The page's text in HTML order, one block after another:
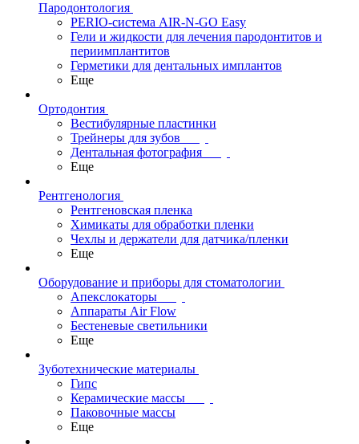
Пародонтология
PERIO-система AIR-N-GO Easy
Гели и жидкости для лечения пародонтитов и
периимплантитов
Герметики для дентальных имплантов
Еще
Ортодонтия
Вестибулярные пластинки
Трейнеры для зубов
Дентальная фотография
Еще
Рентгенология
Рентгеновская пленка
Химикаты для обработки пленки
Чехлы и держатели для датчика/пленки
Еще
Оборудование и приборы для стоматологии
Апекслокаторы
Аппараты Air Flow
Бестеневые светильники
Еще
Зуботехнические материалы
Гипс
Керамические массы
Паковочные массы
Еще